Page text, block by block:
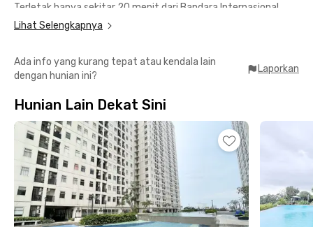
Terletak hanya sekitar 20 menit dari Bandara Internasional
Soekarno-Hatta, apartemen Tangerang ini sangat cocok bagi
kamu yang sering melakukan perjalanan dinas antarkota,
Unit studio yang ditawarkan sudah fully furnished, dilengkapi
wastafel, serta fasilitas penunjang seperti kulkas dan
dispenser. Akses ke lift dan lobi juga tersedia, memberikan
kenyamanan dan kemudahan dalam aktivitas harian Anda.
Fasilitas tambahan seperti WiFi di area lobi tersedia untuk
menunjang produktivitas, sementara area parkir dapat
digunakan dengan biaya tambahan. Perlu dicatat, harga sewa
belum termasuk listrik, namun tetap kompetitif untuk ukuran
apartemen strategis dengan fasilitas lengkap.
Lihat Selengkapnya
Ada info yang kurang tepat atau kendala lain
dengan hunian ini?
Laporkan
Hunian Lain Dekat Sini